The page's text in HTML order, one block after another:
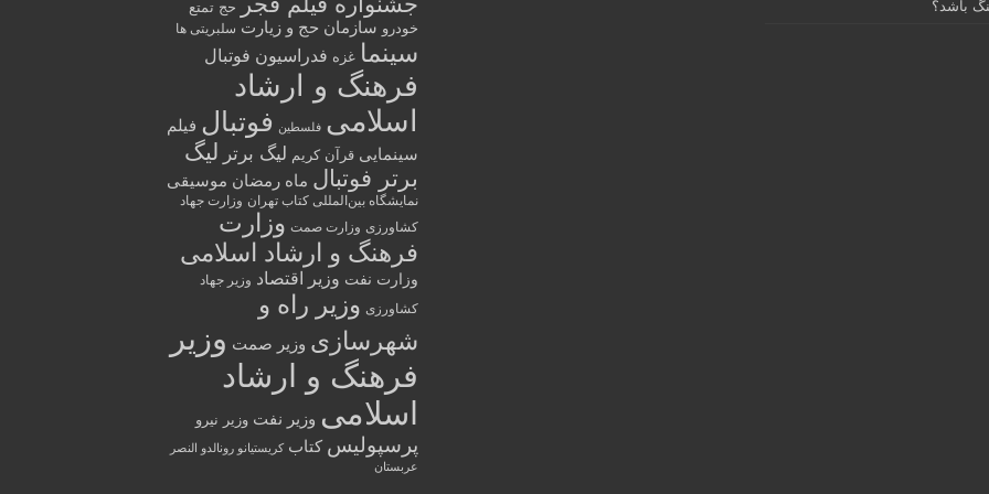
باشد؟
حج تمتع
خودرو سازمان حج و زیارت سلبریتی ها
سینما غزه فدراسیون فوتبال
فرهنگ و ارشاد
اسلامی فلسطین فوتبال فیلم
سینمایی قرآن کریم لیگ برتر لیگ
برتر فوتبال ماه رمضان موسیقی
نمایشگاه بین‌المللی کتاب تهران وزارت جهاد
کشاورزی وزارت صمت وزارت
فرهنگ و ارشاد اسلامی
وزارت نفت وزیر اقتصاد وزیر جهاد
کشاورزی وزیر راه و
شهرسازی وزیر صمت وزیر
فرهنگ و ارشاد
اسلامی وزیر نفت وزیر نیرو
پرسپولیس کتاب کریستیانو رونالدو النصر
عربستان